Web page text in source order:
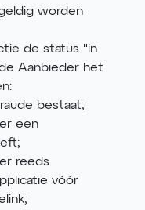
worden
de status "in
Aanbieder het
bestaat;
een
reeds
vóór